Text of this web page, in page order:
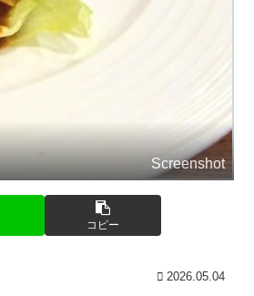
Screenshot
コピー
2026.05.04